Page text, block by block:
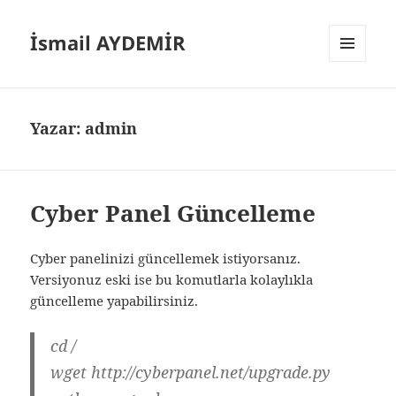
İsmail AYDEMİR
Yazar: admin
Cyber Panel Güncelleme
Cyber panelinizi güncellemek istiyorsanız.
Versiyonuz eski ise bu komutlarla kolaylıkla
güncelleme yapabilirsiniz.
cd /
wget http://cyberpanel.net/upgrade.py